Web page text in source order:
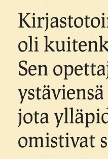
oli
Sen
jota
omistivat